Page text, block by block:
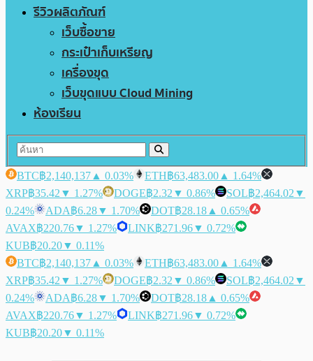
รีวิวผลิตภัณฑ์
เว็บซื้อขาย
กระเป๋าเก็บเหรียญ
เครื่องขุด
เว็บขุดแบบ Cloud Mining
ห้องเรียน
BTC฿2,140,137 ▲ 0.03% ETH฿63,483.00 ▲ 1.64%
XRP฿35.42 ▼ 1.27% DOGE฿2.32 ▼ 0.86% SOL฿2,464.02 ▼
0.24%
ADA฿6.28▼ 1.70% DOT฿28.18 ▲ 0.65%
AVAX฿220.76▼ 1.27% LINK฿271.96▼ 0.72%
KUB฿20.20▼ 0.11%
BTC฿2,140,137 ▲ 0.03% ETH฿63,483.00 ▲ 1.64%
XRP฿35.42 ▼ 1.27% DOGE฿2.32 ▼ 0.86% SOL฿2,464.02 ▼
0.24%
ADA฿6.28▼ 1.70% DOT฿28.18 ▲ 0.65%
AVAX฿220.76▼ 1.27% LINK฿271.96▼ 0.72%
KUB฿20.20▼ 0.11%